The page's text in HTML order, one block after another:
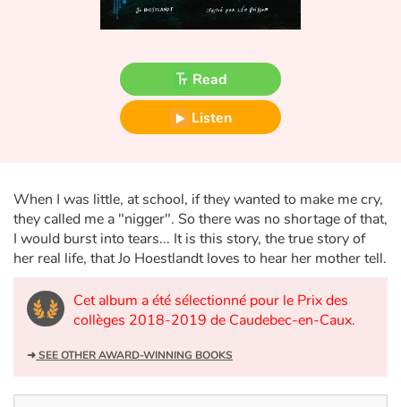
Princesses and princes, kings, queens and dragons
Ogres, monsters and witches
Heroines and Heroes
The animals
Travel, epic, investigation, adventure
Around the world
Read
Listen
When I was little, at school, if they wanted to make me cry,
they called me a "nigger". So there was no shortage of that,
I would burst into tears... It is this story, the true story of
her real life, that Jo Hoestlandt loves to hear her mother tell.
Cet album a été sélectionné pour le Prix des
collèges 2018-2019 de Caudebec-en-Caux.
➜SEE OTHER AWARD-WINNING BOOKS